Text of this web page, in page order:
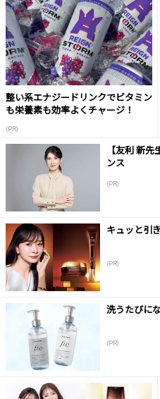
整い系エナジードリンクでビタミン
も栄養素も効率よくチャージ！
(PR)
【友利 新
ンス
(PR)
キュッと引
(PR)
洗うたびに
(PR)